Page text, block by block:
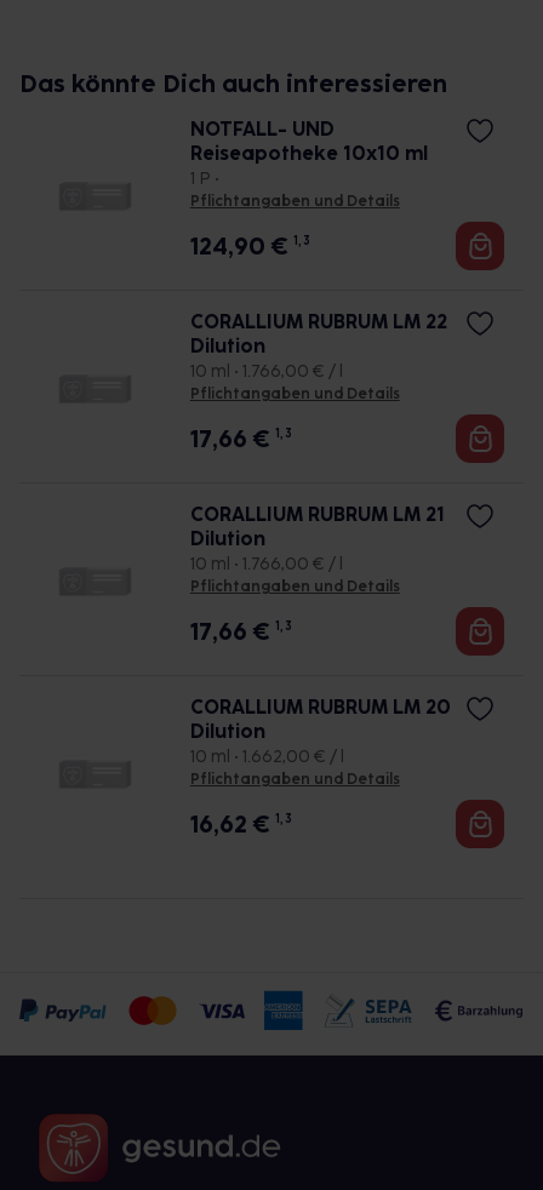
Das könnte Dich auch interessieren
NOTFALL- UND
Reiseapotheke 10x10 ml
1 P •
Pflichtangaben und Details
124,90 € 1, 3
CORALLIUM RUBRUM LM 22
Dilution
10 ml • 1.766,00 € / l
Pflichtangaben und Details
17,66 € 1, 3
CORALLIUM RUBRUM LM 21
Dilution
10 ml • 1.766,00 € / l
Pflichtangaben und Details
17,66 € 1, 3
CORALLIUM RUBRUM LM 20
Dilution
10 ml • 1.662,00 € / l
Pflichtangaben und Details
16,62 € 1, 3